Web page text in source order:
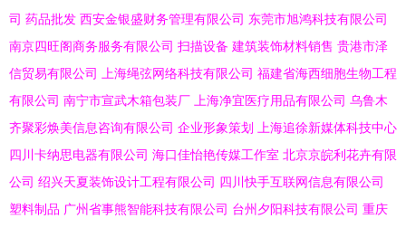
司 药品批发 西安金银盛财务管理有限公司 东莞市旭鸿科技有限公司
南京四旺阁商务服务有限公司 扫描设备 建筑装饰材料销售 贵港市泽
信贸易有限公司
上海绳弦网络科技有限公司 福建省海西细胞生物工程
有限公司 南宁市宣武木箱包装厂 上海净宜医疗用品有限公司 乌鲁木
齐聚彩焕美信息咨询有限公司 企业形象策划
上海追徐新媒体科技中心
四川卡纳思电器有限公司 海口佳怡艳传媒工作室 北京京皖利花卉有限
公司 绍兴天夏装饰设计工程有限公司 四川快手互联网信息有限公司
塑料制品 广州省事熊智能科技有限公司 台州夕阳科技有限公司 重庆